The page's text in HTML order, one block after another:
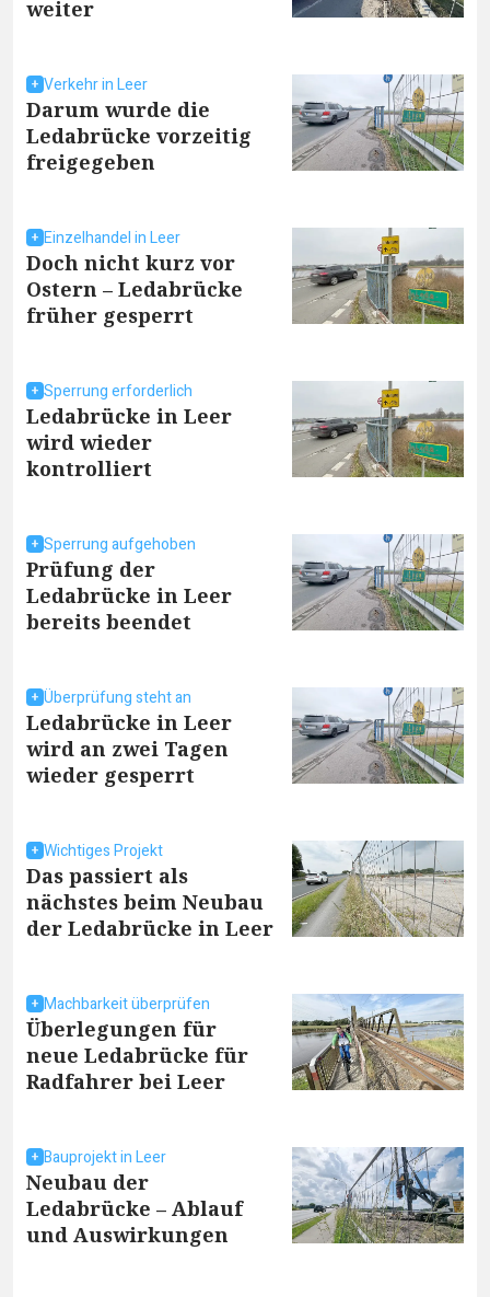
weiter
Verkehr in Leer
Darum wurde die
Ledabrücke vorzeitig
freigegeben
Einzelhandel in Leer
Doch nicht kurz vor
Ostern – Ledabrücke
früher gesperrt
Sperrung erforderlich
Ledabrücke in Leer
wird wieder
kontrolliert
Sperrung aufgehoben
Prüfung der
Ledabrücke in Leer
bereits beendet
Überprüfung steht an
Ledabrücke in Leer
wird an zwei Tagen
wieder gesperrt
Wichtiges Projekt
Das passiert als
nächstes beim Neubau
der Ledabrücke in Leer
Machbarkeit überprüfen
Überlegungen für
neue Ledabrücke für
Radfahrer bei Leer
Bauprojekt in Leer
Neubau der
Ledabrücke – Ablauf
und Auswirkungen